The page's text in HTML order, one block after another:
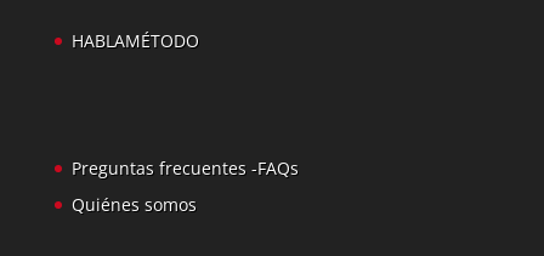
HABLAMÉTODO
Preguntas frecuentes -FAQs
Quiénes somos